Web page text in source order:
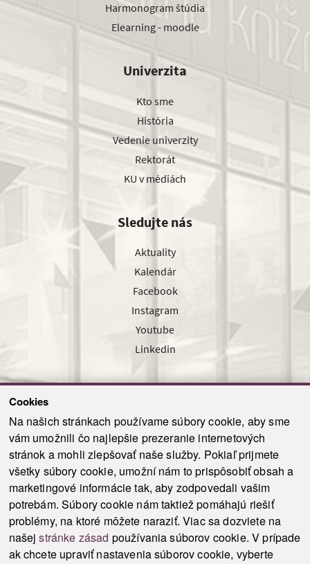
Cookies
Na našich stránkach používame súbory cookie, aby sme
vám umožnili čo najlepšie prezeranie internetových
stránok a mohli zlepšovať naše služby. Pokiaľ prijmete
všetky súbory cookie, umožní nám to prispôsobiť obsah a
marketingové informácie tak, aby zodpovedali vašim
potrebám. Súbory cookie nám taktiež pomáhajú riešiť
problémy, na ktoré môžete naraziť. Viac sa dozviete na
našejstránke zásad používania súborov cookie. V prípade
ak chcete upraviť nastavenia súborov cookie, vyberte
Harmonogram štúdia
Elearning - moodle
Univerzita
Kto sme
História
Vedenie univerzity
Rektorát
KU v médiách
Sledujte nás
Aktuality
Kalendár
Facebook
Instagram
Youtube
Linkedin
Odoslať
© 2021-2026 ku.sk. Všetky práva vyhradené. | Ochrana osobných údajov
Vyhlásenie o prístupnosti | Admin